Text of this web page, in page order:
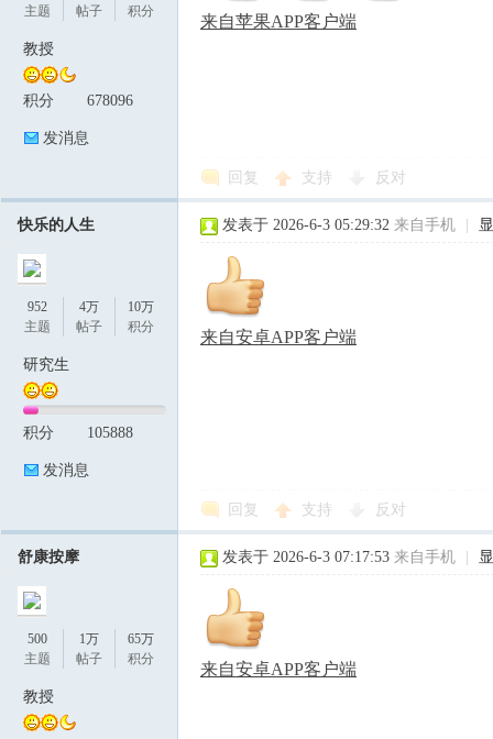
主题
帖子
积分
教授
积分 678096
发消息
来自苹果APP客户端
回复 支持 反对
快乐的人生
952
主题
4万
帖子
10万
积分
研究生
积分 105888
发消息
发表于 2026-6-3 05:29:32 来自手机
来自安卓APP客户端
回复 支持 反对
舒康按摩
500
主题
1万
帖子
65万
积分
教授
发表于 2026-6-3 07:17:53 来自手机
来自安卓APP客户端